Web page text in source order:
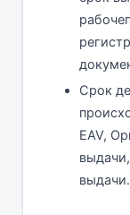
Срок
EAV,
выдачи.